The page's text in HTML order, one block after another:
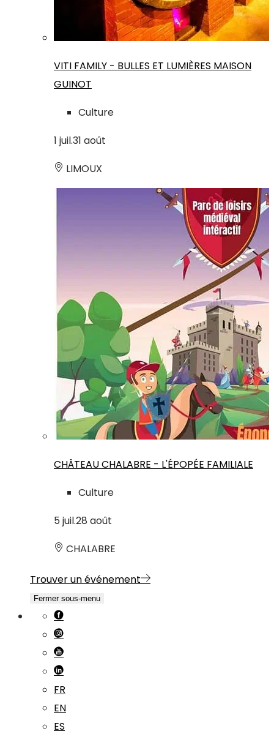
VITI FAMILY - BULLES ET LUMIÈRES MAISON
GUINOT
Culture
1 juil.31 août
LIMOUX
CHÂTEAU CHALABRE - L'ÉPOPÉE FAMILIALE
Culture
5 juil.28 août
CHALABRE
Trouver un événement
Fermer sous-menu
FR
EN
ES